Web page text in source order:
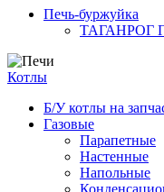
Печь-буржуйка
ТАГАНРОГ
Котлы
Б/У котлы на
Газовые
Парапетные
Настенные
Напольные